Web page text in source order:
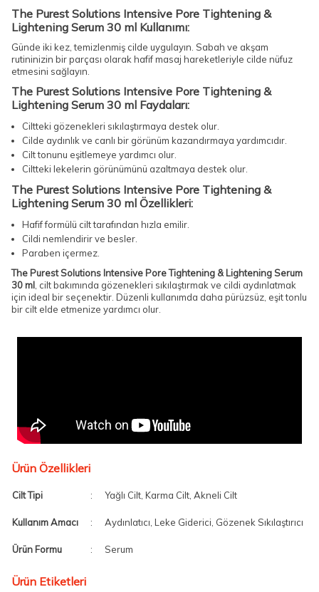
The Purest Solutions Intensive Pore Tightening &
Lightening Serum 30 ml Kullanımı:
Günde iki kez, temizlenmiş cilde uygulayın. Sabah ve akşam
rutininizin bir parçası olarak hafif masaj hareketleriyle cilde nüfuz
etmesini sağlayın.
The Purest Solutions Intensive Pore Tightening &
Lightening Serum 30 ml Faydaları:
Ciltteki gözenekleri sıkılaştırmaya destek olur.
Cilde aydınlık ve canlı bir görünüm kazandırmaya yardımcıdır.
Cilt tonunu eşitlemeye yardımcı olur.
Ciltteki lekelerin görünümünü azaltmaya destek olur.
The Purest Solutions Intensive Pore Tightening &
Lightening Serum 30 ml Özellikleri:
Hafif formülü cilt tarafından hızla emilir.
Cildi nemlendirir ve besler.
Paraben içermez.
The Purest Solutions Intensive Pore Tightening & Lightening Serum
30 ml, cilt bakımında gözenekleri sıkılaştırmak ve cildi aydınlatmak
için ideal bir seçenektir. Düzenli kullanımda daha pürüzsüz, eşit tonlu
bir cilt elde etmenize yardımcı olur.
Ürün Özellikleri
Cilt Tipi : Yağlı Cilt, Karma Cilt, Akneli Cilt
Kullanım Amacı : Aydınlatıcı, Leke Giderici, Gözenek Sıkılaştırıcı
Ürün Formu : Serum
Ürün Etiketleri